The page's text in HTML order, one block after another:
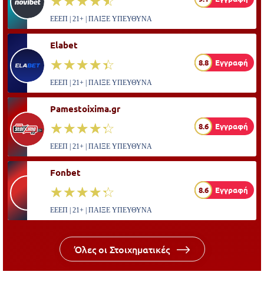
ΕΕΕΠ | 21+ | ΠΑΙΞΕ ΥΠΕΥΘΥΝΑ
Elabet
☆☆☆☆☆
★★★★★ 8.8 Εγγραφή
ΕΕΕΠ | 21+ | ΠΑΙΞΕ ΥΠΕΥΘΥΝΑ
Pamestoixima.gr
☆☆☆☆☆
★★★★★ 8.6 Εγγραφή
ΕΕΕΠ | 21+ | ΠΑΙΞΕ ΥΠΕΥΘΥΝΑ
Fonbet
☆☆☆☆☆
★★★★★ 8.6 Εγγραφή
ΕΕΕΠ | 21+ | ΠΑΙΞΕ ΥΠΕΥΘΥΝΑ
Όλες οι Στοιχηματικές